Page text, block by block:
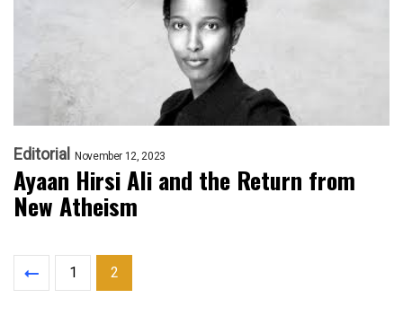
Editorial November 12, 2023
Ayaan Hirsi Ali and the Return from
New Atheism
1 2